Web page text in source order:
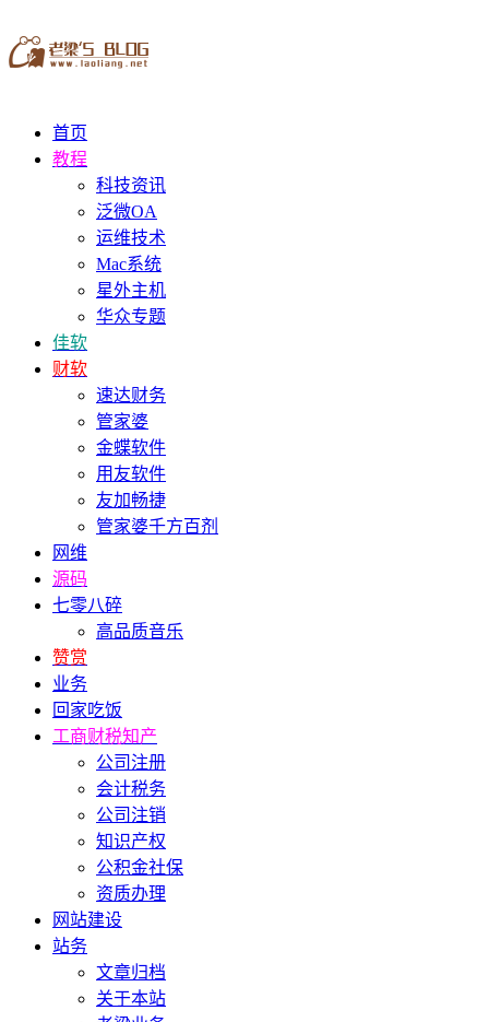
首页
教程
科技资讯
泛微OA
运维技术
Mac系统
星外主机
华众专题
佳软
财软
速达财务
管家婆
金蝶软件
用友软件
友加畅捷
管家婆千方百剂
网维
源码
七零八碎
高品质音乐
赞赏
业务
回家吃饭
工商财税知产
公司注册
会计税务
公司注销
知识产权
公积金社保
资质办理
网站建设
站务
文章归档
关于本站